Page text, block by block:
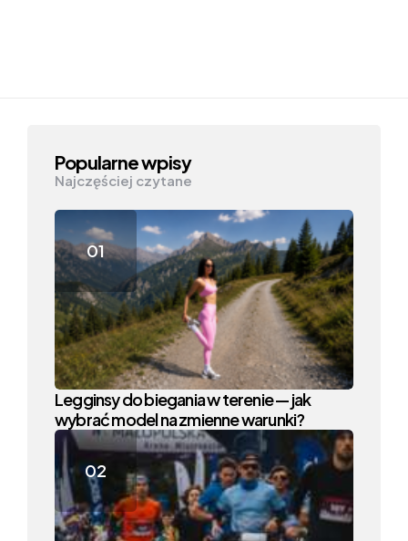
Popularne wpisy
Najczęściej czytane
Legginsy do biegania w terenie — jak
wybrać model na zmienne warunki?